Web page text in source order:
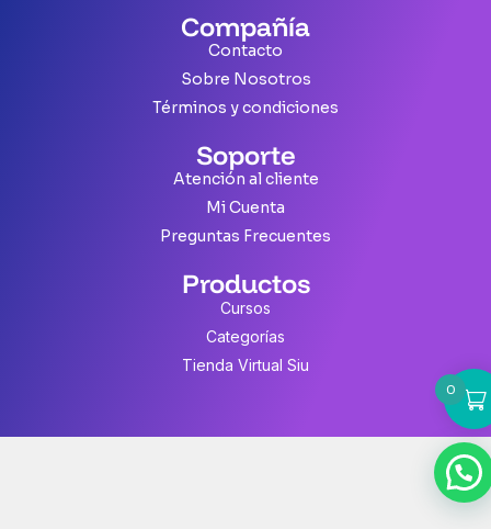
Compañía
Contacto
Sobre Nosotros
Términos y condiciones
Soporte
Atención al cliente
Mi Cuenta
Preguntas Frecuentes
Productos
Cursos
Categorías
Tienda Virtual Siu
0